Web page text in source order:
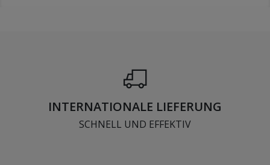
INTERNATIONALE LIEFERUNG
SCHNELL UND EFFEKTIV